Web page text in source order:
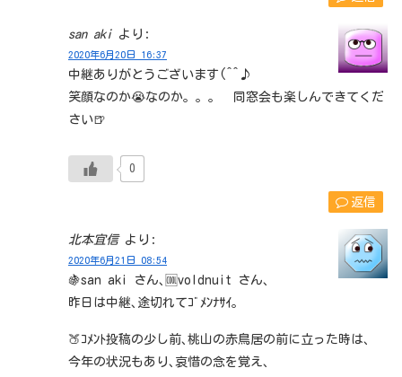
san aki より:
2020年6月20日 16:37
中継ありがとうございます(^^♪
笑顔なのか😭なのか。。。 同窓会も楽しんできてくだ
さい🍺
0
返信
北本宜信 より:
2020年6月21日 08:54
🍇san aki さん､🆒voldnuit さん､
昨日は中継､途切れてｺﾞﾒﾝﾅｻｲ｡
🍑ｺﾒﾝﾄ投稿の少し前､桃山の赤鳥居の前に立った時は､
今年の状況もあり､哀惜の念を覚え､